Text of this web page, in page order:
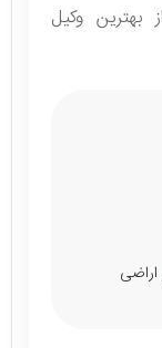
وکیل
اراضی